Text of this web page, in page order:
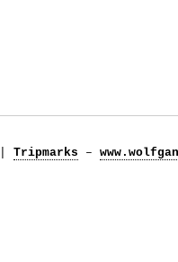
| Tripmarks –